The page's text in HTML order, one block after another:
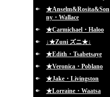
★Anselm&Rosita&Son
ny・Wallace
★Carmichael・Haloo
↓★Zuni ズニ★↓
★Edith・Tsabetsaye
★Veronica・Poblano
★Jake・Livingston
★Lorraine・Waatsa